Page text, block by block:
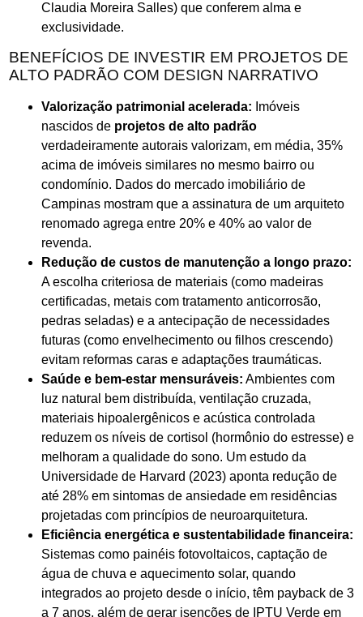
Claudia Moreira Salles) que conferem alma e
exclusividade.
BENEFÍCIOS DE INVESTIR EM PROJETOS DE
ALTO PADRÃO COM DESIGN NARRATIVO
Valorização patrimonial acelerada: Imóveis
nascidos de projetos de alto padrão
verdadeiramente autorais valorizam, em média, 35%
acima de imóveis similares no mesmo bairro ou
condomínio. Dados do mercado imobiliário de
Campinas mostram que a assinatura de um arquiteto
renomado agrega entre 20% e 40% ao valor de
revenda.
Redução de custos de manutenção a longo prazo:
A escolha criteriosa de materiais (como madeiras
certificadas, metais com tratamento anticorrosão,
pedras seladas) e a antecipação de necessidades
futuras (como envelhecimento ou filhos crescendo)
evitam reformas caras e adaptações traumáticas.
Saúde e bem-estar mensuráveis: Ambientes com
luz natural bem distribuída, ventilação cruzada,
materiais hipoalergênicos e acústica controlada
reduzem os níveis de cortisol (hormônio do estresse) e
melhoram a qualidade do sono. Um estudo da
Universidade de Harvard (2023) aponta redução de
até 28% em sintomas de ansiedade em residências
projetadas com princípios de neuroarquitetura.
Eficiência energética e sustentabilidade financeira:
Sistemas como painéis fotovoltaicos, captação de
água de chuva e aquecimento solar, quando
integrados ao projeto desde o início, têm payback de 3
a 7 anos, além de gerar isenções de IPTU Verde em